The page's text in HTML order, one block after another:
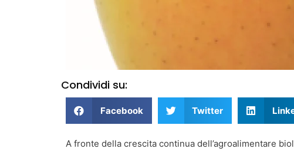
Condividi su:
Facebook Twitter
A fronte della crescita continua dell’agroalimentare